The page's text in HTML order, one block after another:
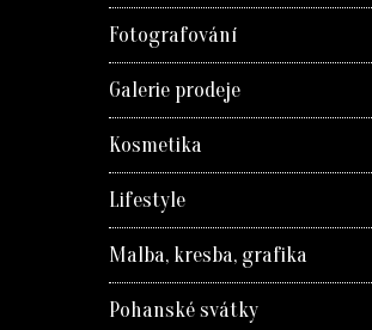
Fotografování
Galerie prodeje
Kosmetika
Lifestyle
Malba, kresba, grafika
Pohanské svátky